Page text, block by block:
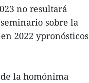
no resultará
sobre la
2022 ypronósticos
la homónima